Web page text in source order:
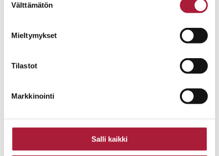
valinta
Välttämätön
Mieltymykset
Tilastot
Markkinointi
Salli kaikki
MUUTTOVALMIIT
OMAKOTITALOT – JOPERA